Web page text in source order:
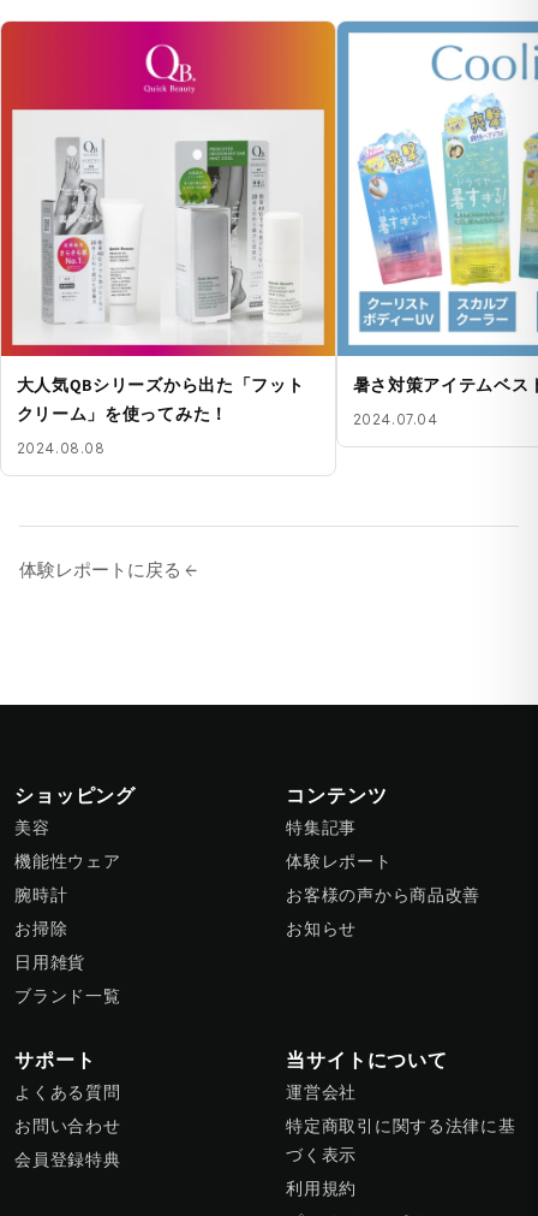
大人気QBシリーズから出た「フット
クリーム」を使ってみた！
2024.08.08
暑さ対策アイテムベス
2024.07.04
arrow_forward
体験レポートに戻る
ショッピング
美容
機能性ウェア
腕時計
お掃除
日用雑貨
ブランド一覧
コンテンツ
特集記事
体験レポート
お客様の声から商品改善
お知らせ
サポート
よくある質問
お問い合わせ
会員登録特典
当サイトについて
運営会社
特定商取引に関する法律に基
づく表示
利用規約